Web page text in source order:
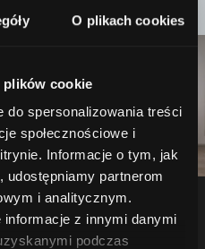
O plikach cookies
plików cookie
spersonalizowania treści
społecznościowe i
Informacje o tym, jak
partnerom
i analitycznym.
informacje z innymi danymi
podczas
za kontakt.
szybko, jak to